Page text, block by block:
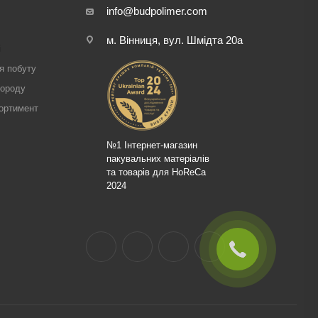
побуту
info@budpolimer.com
м. Вінниця, вул. Шмідта 20а
№1 Інтернет-магазин
пакувальних матеріалів
та товарів для HoReCa
2024